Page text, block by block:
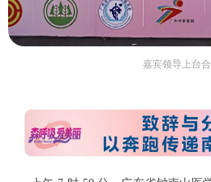
嘉宾领导上台